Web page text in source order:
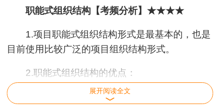
职能式组织结构【考频分析】★★★★
1.项目职能式组织结构形式是最基本的，也是
目前使用比较广泛的项目组织结构形式。
2.职能式组织结构的优点：
（1）项目团队中各成员无后顾之忧；
展开阅读全文